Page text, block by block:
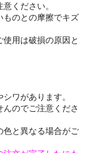
ください。
ものとの摩擦でキズ
用は破損の原因と
ワがあります。
のでご注意くださ
と異なる場合がご